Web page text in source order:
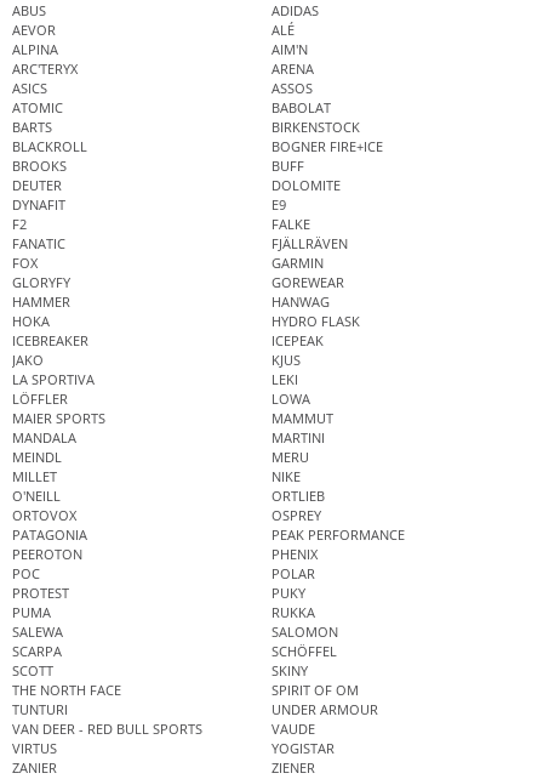
ABUS
ADIDAS
AEVOR
ALÉ
ALPINA
AIM'N
ARC'TERYX
ARENA
ASICS
ASSOS
ATOMIC
BABOLAT
BARTS
BIRKENSTOCK
BLACKROLL
BOGNER FIRE+ICE
BROOKS
BUFF
DEUTER
DOLOMITE
DYNAFIT
E9
F2
FALKE
FANATIC
FJÄLLRÄVEN
FOX
GARMIN
GLORYFY
GOREWEAR
HAMMER
HANWAG
HOKA
HYDRO FLASK
ICEBREAKER
ICEPEAK
JAKO
KJUS
LA SPORTIVA
LEKI
LÖFFLER
LOWA
MAIER SPORTS
MAMMUT
MANDALA
MARTINI
MEINDL
MERU
MILLET
NIKE
O'NEILL
ORTLIEB
ORTOVOX
OSPREY
PATAGONIA
PEAK PERFORMANCE
PEEROTON
PHENIX
POC
POLAR
PROTEST
PUKY
PUMA
RUKKA
SALEWA
SALOMON
SCARPA
SCHÖFFEL
SCOTT
SKINY
THE NORTH FACE
SPIRIT OF OM
TUNTURI
UNDER ARMOUR
VAN DEER - RED BULL SPORTS
VAUDE
VIRTUS
YOGISTAR
ZANIER
ZIENER